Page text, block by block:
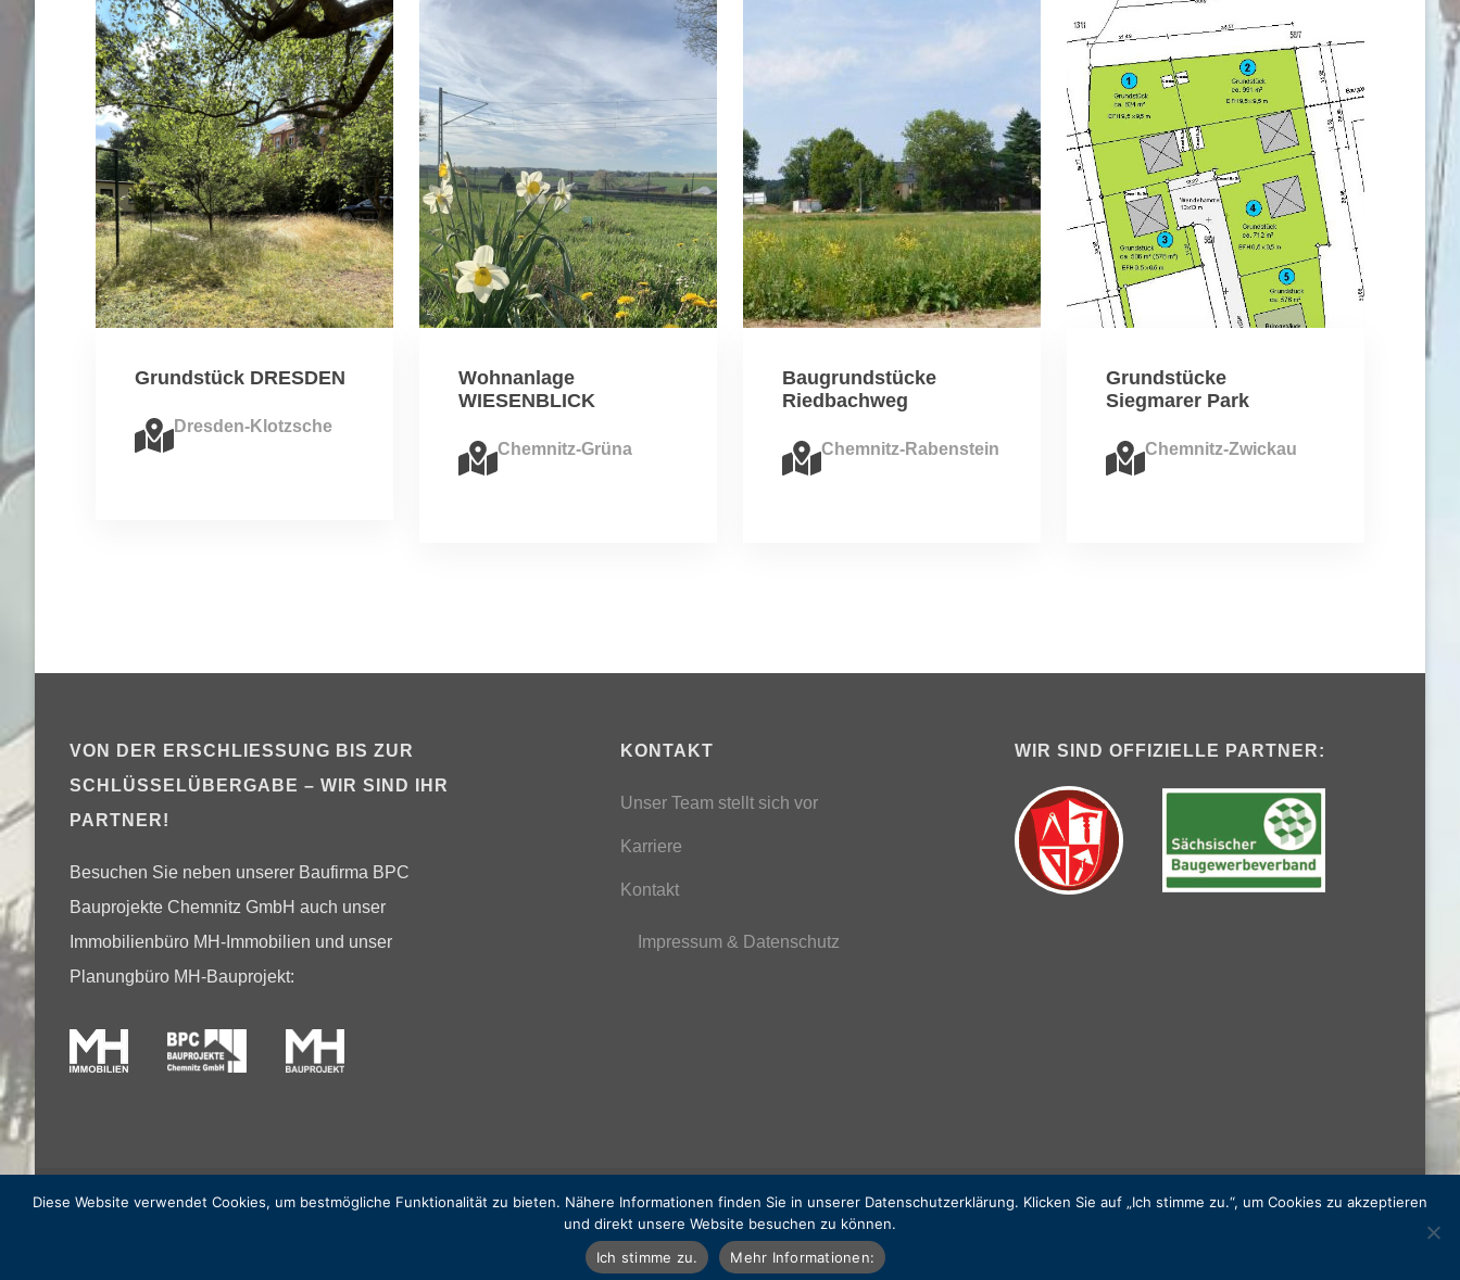
Grundstück DRESDEN
Dresden-Klotzsche
Wohnanlage
WIESENBLICK
Chemnitz-Grüna
Baugrundstücke
Riedbachweg
Chemnitz-Rabenstein
Grundstücke
Siegmarer Park
Chemnitz-Zwickau
VON DER ERSCHLIESSUNG BIS ZUR S
CHLÜSSELÜBERGABE – WIR SIND IHR P
ARTNER!
Besuchen Sie neben unserer Baufirma BPC
Bauprojekte Chemnitz GmbH auch unser
Immobilienbüro MH-Immobilien und unser
Planungbüro MH-Bauprojekt:
KONTAKT
Unser Team stellt sich vor
Karriere
Kontakt
Impressum & Datenschutz
WIR SIND OFFIZIELLE PARTNER:
Diese Website verwendet Cookies, um bestmögliche Funktionalität zu bieten. Nähere Informationen finden Sie in unserer Datenschutzerklärung. Klicken Sie auf „Ich stimme zu.“, um Cookies zu akzeptieren
und direkt unsere Website besuchen zu können.
Ich stimme zu.
Mehr Informationen: